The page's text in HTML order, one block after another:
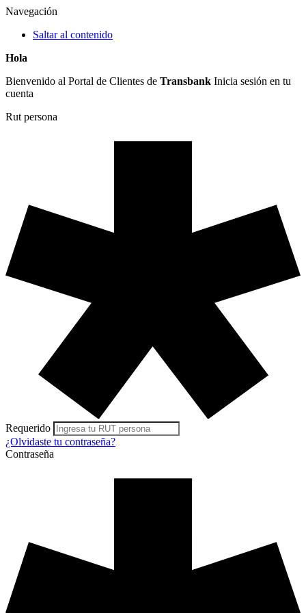
Navegación
Saltar al contenido
Hola
Bienvenido al Portal de Clientes de Transbank Inicia sesión en tu
cuenta
Rut persona
Requerido
¿Olvidaste tu contraseña?
Contraseña